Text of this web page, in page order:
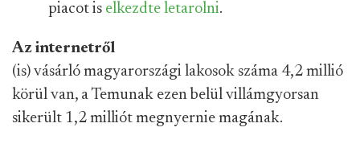
piacot is elkezdte letarolni.
Az internetről
(is) vásárló magyarországi lakosok száma 4,2 millió
körül van, a Temunak ezen belül villámgyorsan
sikerült 1,2 milliót megnyernie magának.